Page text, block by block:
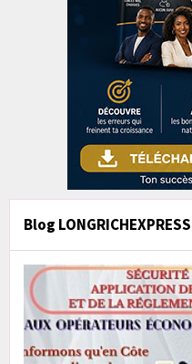
Blog LONGRICHEXPRESS